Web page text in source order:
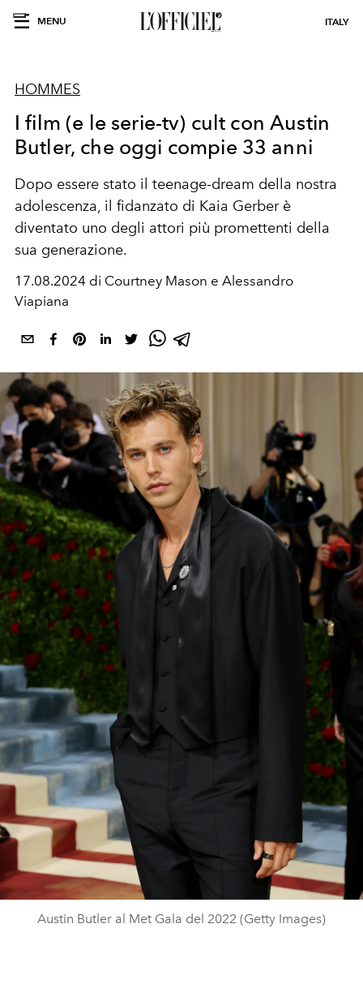
MENU ITALY
HOMMES
I film (e le serie-tv) cult con Austin
Butler, che oggi compie 33 anni
Dopo essere stato il teenage-dream della nostra
adolescenza, il fidanzato di Kaia Gerber è
diventato uno degli attori più promettenti della
sua generazione.
17.08.2024 di Courtney Mason e Alessandro
Viapiana
Austin Butler al Met Gala del 2022 (Getty Images)